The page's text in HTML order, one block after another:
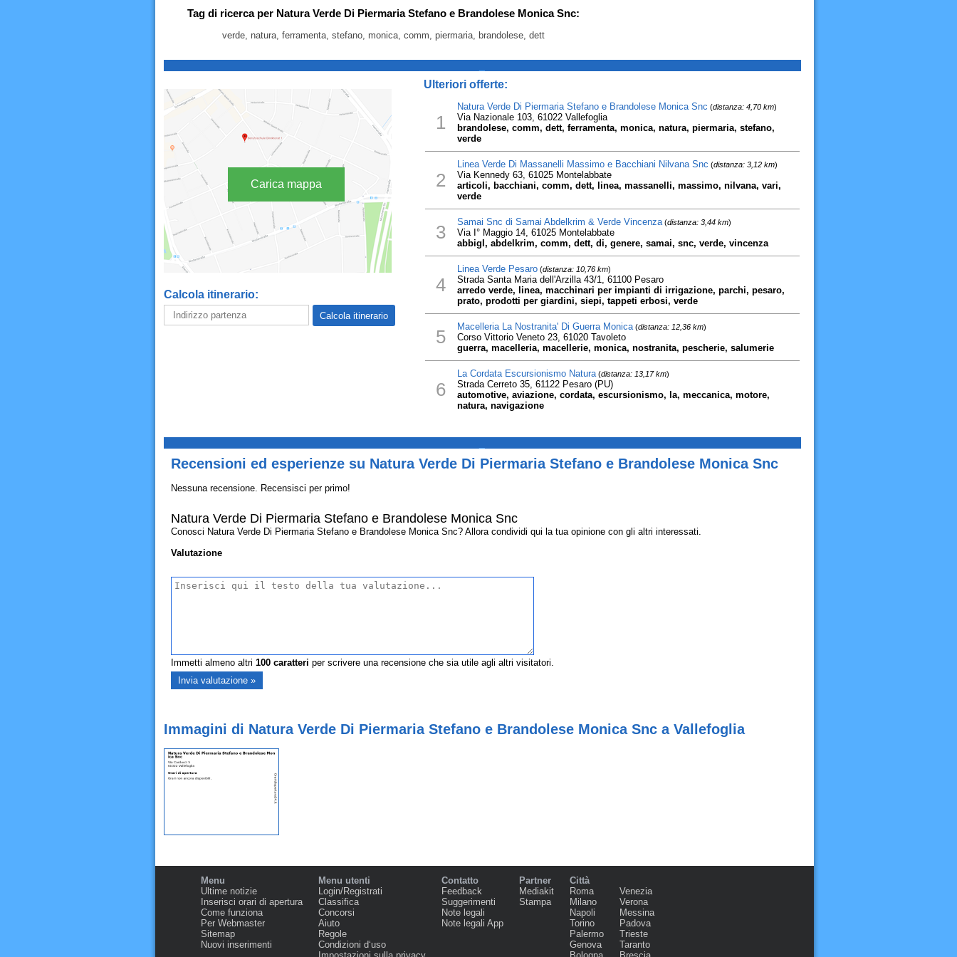
Tag di ricerca per Natura Verde Di Piermaria Stefano e Brandolese Monica Snc:
verde, natura, ferramenta, stefano, monica, comm, piermaria, brandolese, dett
Carica mappa
Calcola itinerario:
Ulteriori offerte:
1
Natura Verde Di Piermaria Stefano e Brandolese Monica Snc (distanza: 4,70 km)
Via Nazionale 103, 61022 Vallefoglia
brandolese, comm, dett, ferramenta, monica, natura, piermaria, stefano,
verde
2
Linea Verde Di Massanelli Massimo e Bacchiani Nilvana Snc (distanza: 3,12 km)
Via Kennedy 63, 61025 Montelabbate
articoli, bacchiani, comm, dett, linea, massanelli, massimo, nilvana, vari,
verde
3 Samai Snc di Samai Abdelkrim & Verde Vincenza(distanza: 3,44 km)
Via I° Maggio 14, 61025 Montelabbate
abbigl, abdelkrim, comm, dett, di, genere, samai, snc, verde, vincenza
4
Linea Verde Pesaro(distanza: 10,76 km)
Strada Santa Maria dell'Arzilla 43/1, 61100 Pesaro
arredo verde, linea, macchinari per impianti di irrigazione, parchi, pesaro,
prato, prodotti per giardini, siepi, tappeti erbosi, verde
5 Macelleria La Nostranita' Di Guerra Monica(distanza: 12,36 km)
Corso Vittorio Veneto 23, 61020 Tavoleto
guerra, macelleria, macellerie, monica, nostranita, pescherie, salumerie
6
La Cordata Escursionismo Natura(distanza: 13,17 km)
Strada Cerreto 35, 61122 Pesaro (PU)
automotive, aviazione, cordata, escursionismo, la, meccanica, motore,
natura, navigazione
Recensioni ed esperienze su Natura Verde Di Piermaria Stefano e Brandolese Monica Snc
Nessuna recensione. Recensisci per primo!
Natura Verde Di Piermaria Stefano e Brandolese Monica Snc
Conosci Natura Verde Di Piermaria Stefano e Brandolese Monica Snc? Allora condividi qui la tua opinione con gli altri interessati.
Valutazione
Immetti almeno altri 100caratteri per scrivere una recensione che sia utile agli altri visitatori.
Immagini di Natura Verde Di Piermaria Stefano e Brandolese Monica Snc a Vallefoglia
Menu
Ultime notizie
Inserisci orari di apertura
Come funziona
Per Webmaster
Sitemap
Nuovi inserimenti
Menu utenti
Login/Registrati
Classifica
Concorsi
Aiuto
Regole
Condizioni d‘uso
Contatto
Feedback
Suggerimenti
Note legali
Note legali App
Partner
Mediakit
Stampa
Città
Roma
Milano
Napoli
Torino
Palermo
Genova
Venezia
Verona
Messina
Padova
Trieste
Taranto